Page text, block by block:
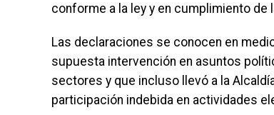
conforme a la ley y en cumplimiento
Las declaraciones se conocen en
supuesta intervención en asuntos
sectores y que incluso llevó a la
participación indebida en actividades